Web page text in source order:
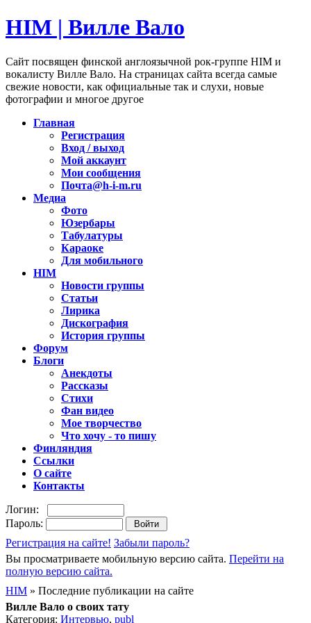
HIM | Вилле Вало
Сайт посвящен финской англоязычной рок-группе HIM и
вокалисту Вилле Вало. На страницах сайта всегда самые
свежие новости, как официальные так и слухи, новые
фотографии и многое другое
Главная
Регистрация
Вход / выход
Мой аккаунт
Мои сообщения
Почта@h-i-m.ru
Медиа
Фото
Юзербары
Табулатуры
Караоке
Для мобильного
HIM
Новости группы
Статьи
Лирика
Дискография
История группы
Форум
Блоги
Анекдоты
Рассказы
Стихи
Фан видео
Мое творчество
Что хочу - то пишу
Финляндия
Ссылки
О сайте
Контакты
Логин:
Пароль:
Регистрация на сайте! Забыли пароль?
Вы просматриваете мобильную версию сайта. Перейти на
полную версию сайта.
HIM » Последние публикации на сайте
Вилле Вало о своих тату
Категория: Интервью, publ